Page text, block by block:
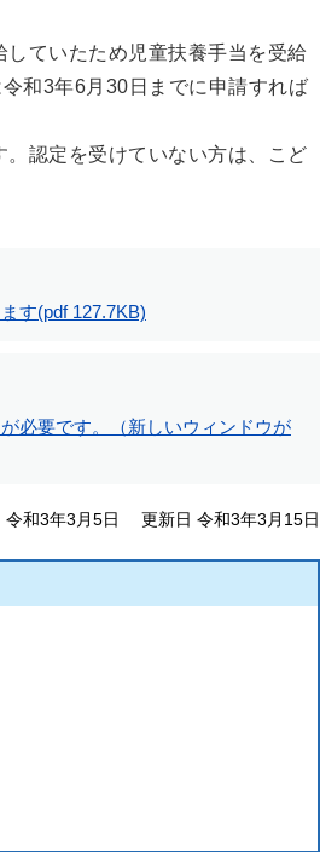
ていたため児童扶養手当を受給
和3年6月30日までに申請すれば
認定を受けていない方は、こど
す(pdf 127.7KB)
必要です。（新しいウィンドウが
令和3年3月5日 更新日 令和3年3月15日